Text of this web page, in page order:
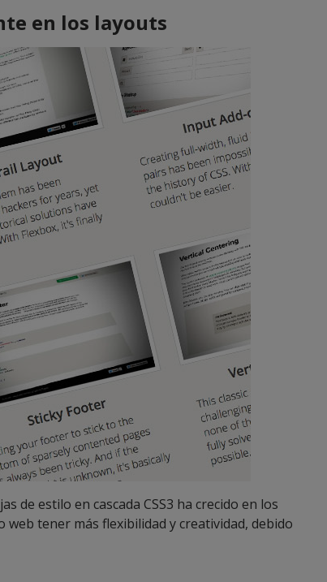
en los layouts
de estilo en cascada CSS3 ha crecido en los
tener más flexibilidad y creatividad, debido